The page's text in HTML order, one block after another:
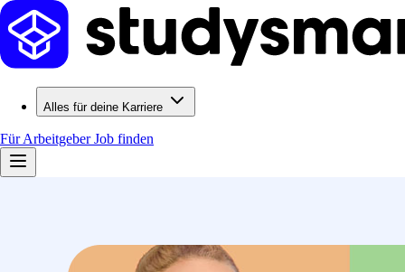
Alles für deine Karriere
Für ArbeitgeberJob finden